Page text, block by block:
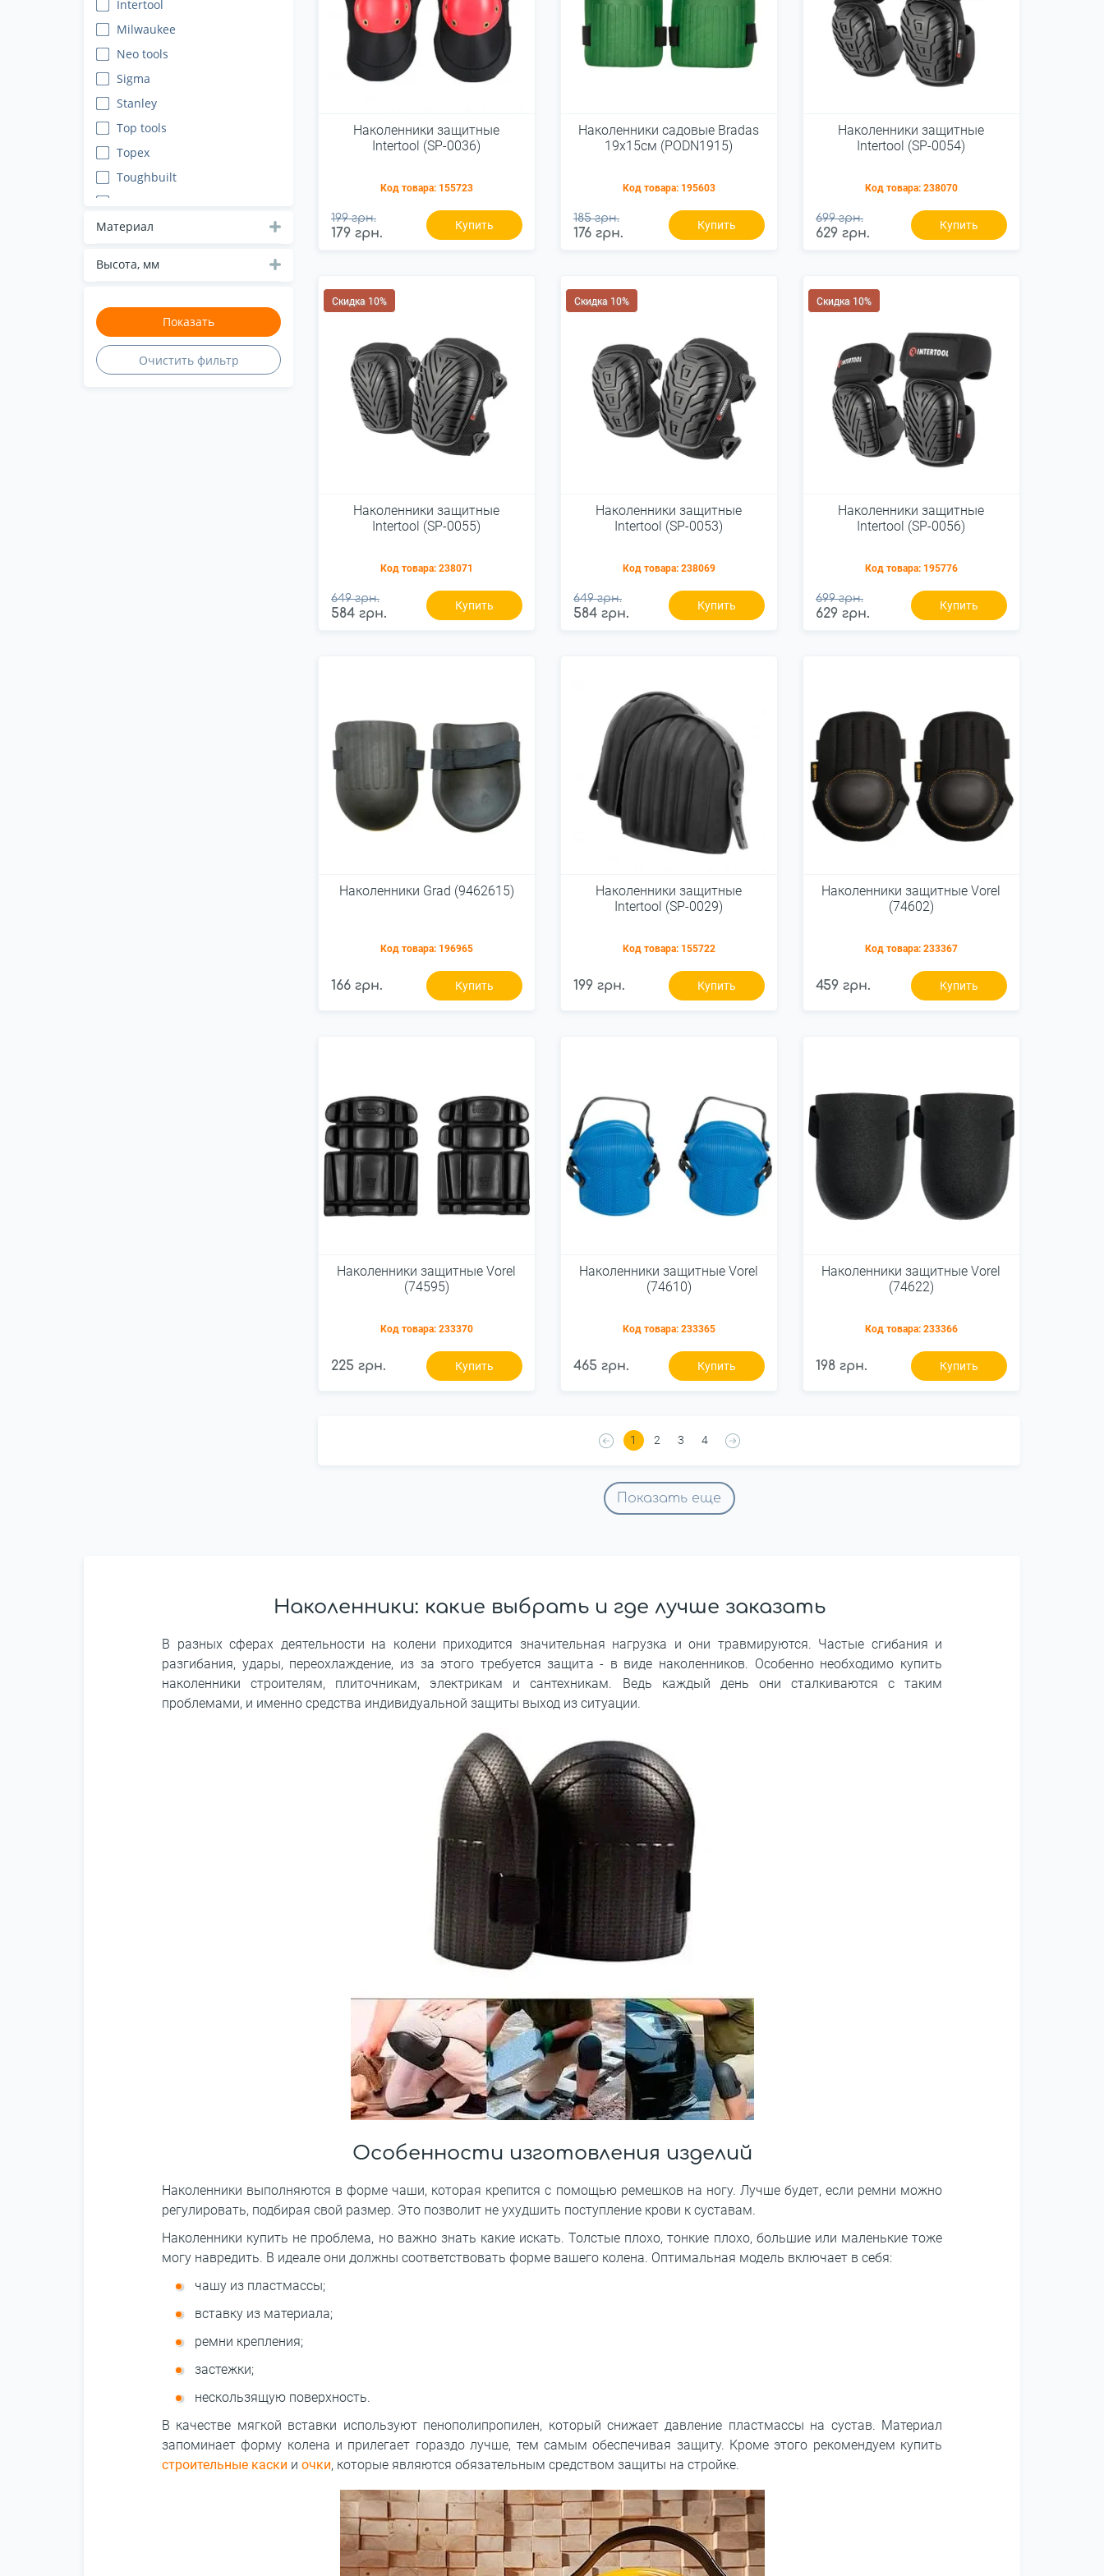
Intertool
Milwaukee
Neo tools
Sigma
Stanley
Top tools
Topex
Toughbuilt
Vorel
Материал
Высота, мм
Наколенники защитные
Intertool (SP-0036)
Код товара: 155723
199 грн.
179 грн.
Купить
Наколенники садовые Bradas
19x15см (PODN1915)
Код товара: 195603
185 грн.
176 грн.
Купить
Наколенники защитные
Intertool (SP-0054)
Код товара: 238070
699 грн.
629 грн.
Купить
Скидка 10%
Наколенники защитные
Intertool (SP-0055)
Код товара: 238071
649 грн.
584 грн.
Купить
Скидка 10%
Наколенники защитные
Intertool (SP-0053)
Код товара: 238069
649 грн.
584 грн.
Купить
Скидка 10%
Наколенники защитные
Intertool (SP-0056)
Код товара: 195776
699 грн.
629 грн.
Купить
Наколенники Grad (9462615)
Код товара: 196965
166 грн. Купить
Наколенники защитные
Intertool (SP-0029)
Код товара: 155722
199 грн. Купить
Наколенники защитные Vorel
(74602)
Код товара: 233367
459 грн. Купить
Наколенники защитные Vorel
(74595)
Код товара: 233370
225 грн. Купить
Наколенники защитные Vorel
(74610)
Код товара: 233365
465 грн. Купить
Наколенники защитные Vorel
(74622)
Код товара: 233366
198 грн. Купить
1 2 3 4
Показать еще
Наколенники: какие выбрать и где лучше заказать
В разных сферах деятельности на колени приходится значительная нагрузка и они травмируются. Частые сгибания и
разгибания, удары, переохлаждение, из за этого требуется защита - в виде наколенников. Особенно необходимо купить
наколенники строителям, плиточникам, электрикам и сантехникам. Ведь каждый день они сталкиваются с таким
проблемами, и именно средства индивидуальной защиты выход из ситуации.
Особенности изготовления изделий
Наколенники выполняются в форме чаши, которая крепится с помощью ремешков на ногу. Лучше будет, если ремни можно
регулировать, подбирая свой размер. Это позволит не ухудшить поступление крови к суставам.
Наколенники купить не проблема, но важно знать какие искать. Толстые плохо, тонкие плохо, большие или маленькие тоже
могу навредить. В идеале они должны соответствовать форме вашего колена. Оптимальная модель включает в себя:
чашу из пластмассы;
вставку из материала;
ремни крепления;
застежки;
нескользящую поверхность.
В качестве мягкой вставки используют пенополипропилен, который снижает давление пластмассы на сустав. Материал
запоминает форму колена и прилегает гораздо лучше, тем самым обеспечивая защиту. Кроме этого рекомендуем купить
строительные каски и очки, которые являются обязательным средством защиты на стройке.